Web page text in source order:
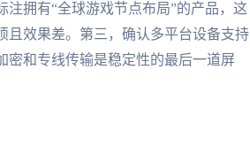
拥有“全球游戏节点布局”的产品，这
且效果差。第三，确认多平台设备支持
密和专线传输是稳定性的最后一道屏